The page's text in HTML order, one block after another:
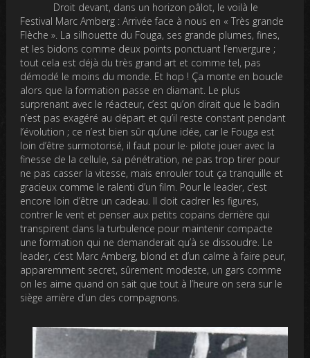
Droit devant, dans un horizon pâlot, le voilà le
Festival Marc Amberg : Arrivée face à nous en « Très grande
Flèche ». La silhouette du Fouga, ses grande plumes, fines,
et les bidons comme deux points ponctuant l’envergure ;
tout cela est déjà du très grand art et comme tel, pas
démodé le moins du monde. Et hop ! Ça monte en boucle
alors que la formation passe en diamant. Le plus
surprenant avec le réacteur, c’est qu’on dirait que le badin
n’est pas exagéré au départ et qu’il reste constant pendant
l’évolution ; ce n’est bien sûr qu’une idée, car le Fouga est
loin d’être surmotorisé, il faut pour le· pilote jouer avec la
finesse de la cellule, sa pénétration, ne pas trop tirer pour
ne pas casser la vitesse, mais enrouler tout ça tranquille et
gracieux comme le ralenti d’un film. Pour le leader, c’est
encore loin d’être un cadeau. Il doit cadrer les figures,
contrer le vent et penser aux petits copains derrière qui
transpirent dans la turbulence pour maintenir compacte
une formation qui ne demanderait qu’à se dissoudre. Le
leader, c’est Marc Amberg, blond et d’un calme à faire peur,
apparemment secret, sûrement modeste, un gars comme
on les aime quand on sait que tout à l’heure on sera sur le
siège arrière d’un des compagnons.